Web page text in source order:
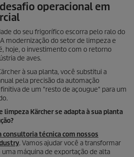
operacional em
do seu frigorífico escorra pelo ralo do
modernização do setor de limpeza e
hoje, o investimento com o retorno
de aves.
à sua planta, você substitui a
pela precisão da automação
de um "resto de açougue" para um
limpeza Kärcher se adapta à sua planta
técnica com nossos
. Vamos ajudar você a transformar
máquina de exportação de alta